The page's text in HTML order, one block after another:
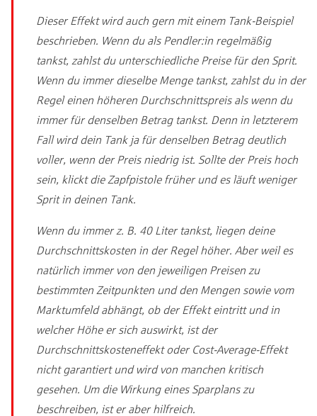
Dieser Effekt wird auch gern mit einem Tank-Beispiel
beschrieben. Wenn du als Pendler:in regelmäßig
tankst, zahlst du unterschiedliche Preise für den Sprit.
Wenn du immer dieselbe Menge tankst, zahlst du in der
Regel einen höheren Durchschnittspreis als wenn du
immer für denselben Betrag tankst. Denn in letzterem
Fall wird dein Tank ja für denselben Betrag deutlich
voller, wenn der Preis niedrig ist. Sollte der Preis hoch
sein, klickt die Zapfpistole früher und es läuft weniger
Sprit in deinen Tank.
Wenn du immer z. B. 40 Liter tankst, liegen deine
Durchschnittskosten in der Regel höher. Aber weil es
natürlich immer von den jeweiligen Preisen zu
bestimmten Zeitpunkten und den Mengen sowie vom
Marktumfeld abhängt, ob der Effekt eintritt und in
welcher Höhe er sich auswirkt, ist der
Durchschnittskosteneffekt oder Cost-Average-Effekt
nicht garantiert und wird von manchen kritisch
gesehen. Um die Wirkung eines Sparplans zu
beschreiben, ist er aber hilfreich.